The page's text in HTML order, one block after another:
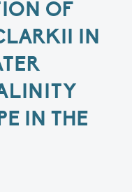
OF
IN
IN THE